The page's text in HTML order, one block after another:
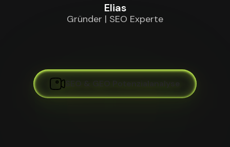
Elias
Gründer | SEO Experte
SEO & GEO Potenzialanalyse